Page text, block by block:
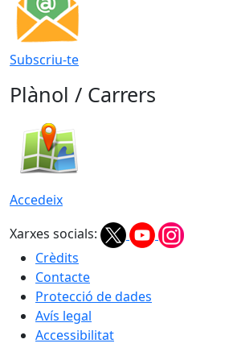
Subscriu-te
Plànol / Carrers
Accedeix
Xarxes socials:
Crèdits
Contacte
Protecció de dades
Avís legal
Accessibilitat